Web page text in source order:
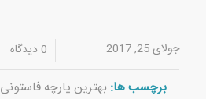
جولای 25, 2017 / 0 دیدگاه/
برچسب ها: بهترین پارچه فاستونی